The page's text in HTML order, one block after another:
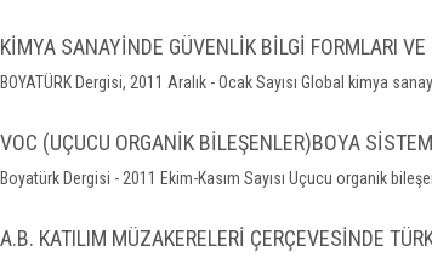
KİMYA SANAYİNDE GÜVENLİK BİLGİ FORMLARI VE
BOYATÜRK Dergisi, 2011 Aralık - Ocak Sayısı Global kimya
VOC (UÇUCU ORGANİK BİLEŞENLER)BOYA
Boyatürk Dergisi - 2011 Ekim-Kasım Sayısı Uçucu organik
A.B. KATILIM MÜZAKERELERİ ÇERÇEVESİNDE